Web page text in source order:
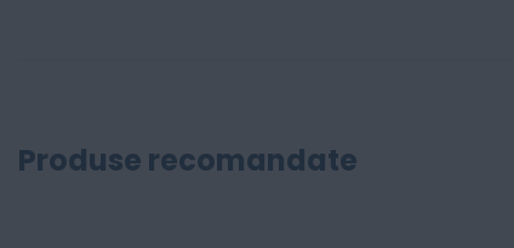
Produse recomandate